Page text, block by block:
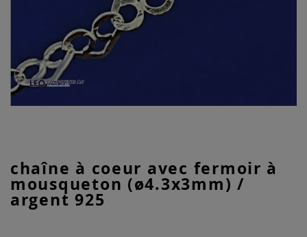
chaîne à coeur avec fermoir à
mousqueton (ø4.3x3mm) /
argent 925
to
the
beginning
of